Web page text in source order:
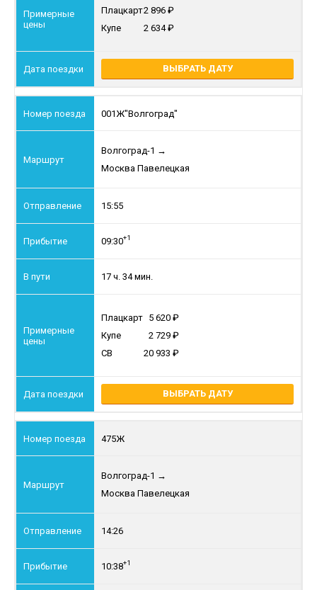
Плацкарт2 896
Купе
2 634
ВЫБРАТЬ ДАТУ
001Ж"Волгоград"
Волгоград-1 →
Москва Павелецкая
15:55
09:30+1
17 ч. 34 мин.
Плацкарт 5 620
Купе
2 729
СВ
20 933
ВЫБРАТЬ ДАТУ
475Ж
Волгоград-1 →
Москва Павелецкая
14:26
10:38+1